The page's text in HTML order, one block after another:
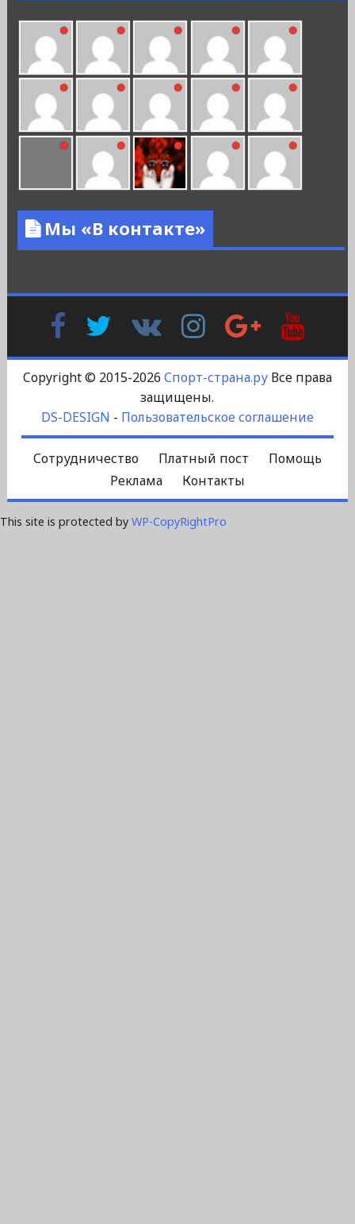
Мы «В контакте»
FacebookTwitter
Контакте
InstagramGoogle
Plus
Copyright © 2015-2026 Спорт-страна.руВсе права
защищены.
DS-DESIGN - Пользовательское соглашение
Сотрудничество Платный пост
Помощь
Реклама
Контакты
This site is protected by WP-CopyRightPro